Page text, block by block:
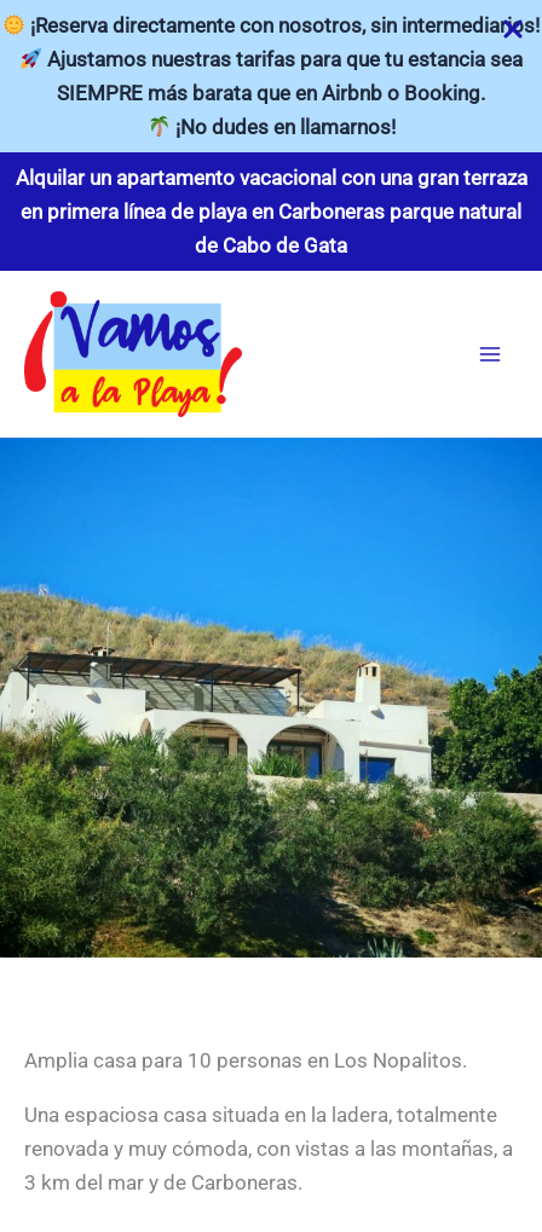
¡Reserva directamente con nosotros, sin intermediarios!
Ajustamos nuestras tarifas para que tu estancia sea
SIEMPRE más barata que en Airbnb o Booking.
¡No dudes en llamarnos!
Alquilar un apartamento vacacional con una gran terraza
en primera línea de playa en Carboneras parque natural
de Cabo de Gata
Gran casa para 10 personas
Amplia casa para 10 personas en Los Nopalitos.
Una espaciosa casa situada en la ladera, totalmente
renovada y muy cómoda, con vistas a las montañas, a
3 km del mar y de Carboneras.